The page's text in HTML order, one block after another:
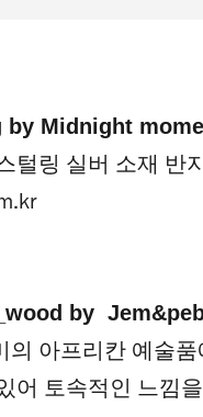
Midnight
털링 실버 소재 반
by
의 아프리칸 예술
어 토속적인 느낌